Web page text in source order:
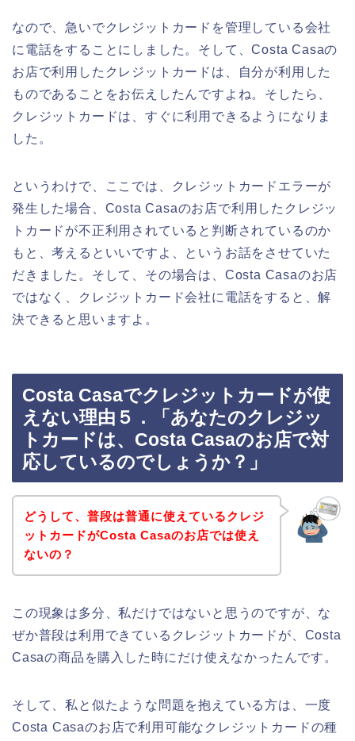
なので、急いでクレジットカードを管理している会社
に電話をすることにしました。そして、Costa Casaの
お店で利用したクレジットカードは、自分が利用した
ものであることをお伝えしたんですよね。そしたら、
クレジットカードは、すぐに利用できるようになりま
した。
というわけで、ここでは、クレジットカードエラーが
発生した場合、Costa Casaのお店で利用したクレジッ
トカードが不正利用されていると判断されているのか
もと、考えるといいですよ、というお話をさせていた
だきました。そして、その場合は、Costa Casaのお店
ではなく、クレジットカード会社に電話をすると、解
決できると思いますよ。
Costa Casaでクレジットカードが使
えない理由５．「あなたのクレジッ
トカードは、Costa Casaのお店で対
応しているのでしょうか？」
どうして、普段は普通に使えているクレジ
ットカードがCosta Casaのお店では使え
ないの？
この現象は多分、私だけではないと思うのですが、な
ぜか普段は利用できているクレジットカードが、Costa
Casaの商品を購入した時にだけ使えなかったんです。
そして、私と似たような問題を抱えている方は、一度
Costa Casaのお店で利用可能なクレジットカードの種